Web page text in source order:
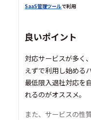
SaaS管理ツールで利用
良いポイント
対応サービスが多く
えずで利用し始める
最低限入退社対応を
れるのがオススメ。
また、サービスの性